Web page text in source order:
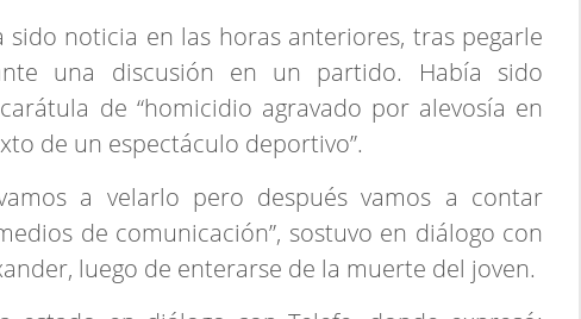
sido noticia en las horas anteriores, tras pegarle
una discusión en un partido. Había sido
de “homicidio agravado por alevosía en
de un espectáculo deportivo”.
a velarlo pero después vamos a contar
de comunicación”, sostuvo en diálogo con
luego de enterarse de la muerte del joven.